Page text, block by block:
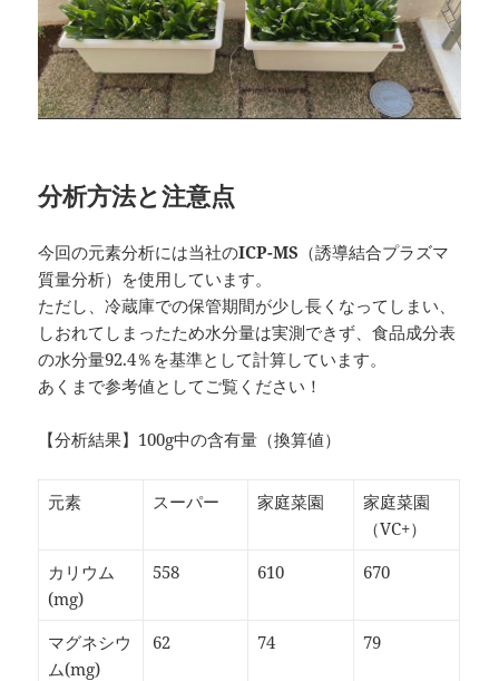
分析方法と注意点
今回の元素分析には当社のICP-MS （誘導結合プラズマ
質量分析）を使用しています。
ただし、冷蔵庫での保管期間が少し長くなってしまい、
しおれてしまったため水分量は実測できず、食品成分表
の水分量92.4％を基準として計算しています。
あくまで参考値としてご覧ください！
【分析結果】100g中の含有量（換算値）
元素 スーパー 家庭菜園
家庭菜園
（VC+）
カリウム
(mg)
558 610 670
マグネシウ
ム(mg)
62 74 79